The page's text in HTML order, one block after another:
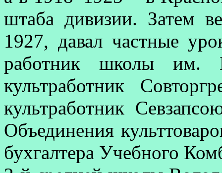
штаба дивизии. Затем
1927, давал частные
работник школы им.
культработник
культработник
Объединения
бухгалтера Учебного